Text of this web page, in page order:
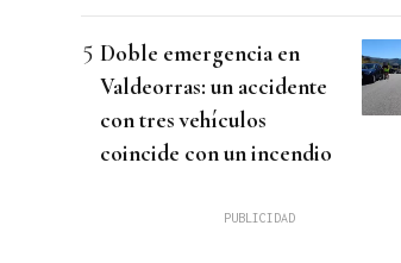
Doble emergencia en
Valdeorras: un accidente
con tres vehículos
coincide con un incendio